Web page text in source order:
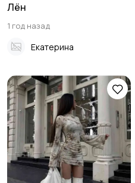
Лён
1 год назад
Екатерина